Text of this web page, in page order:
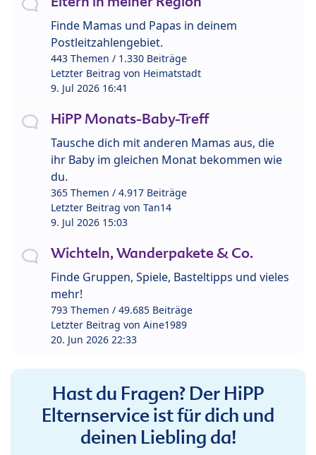
Finde Mamas und Papas in deinem
Postleitzahlengebiet.
443 Themen / 1.330 Beiträge
Letzter Beitrag von Heimatstadt
9. Jul 2026 16:41
HiPP Monats-Baby-Treff
Tausche dich mit anderen Mamas aus, die
ihr Baby im gleichen Monat bekommen wie
du.
365 Themen / 4.917 Beiträge
Letzter Beitrag von Tan14
9. Jul 2026 15:03
Wichteln, Wanderpakete & Co.
Finde Gruppen, Spiele, Basteltipps und vieles
mehr!
793 Themen / 49.685 Beiträge
Letzter Beitrag von Aine1989
20. Jun 2026 22:33
Hast du Fragen? Der HiPP
Elternservice ist für dich und
deinen Liebling da!